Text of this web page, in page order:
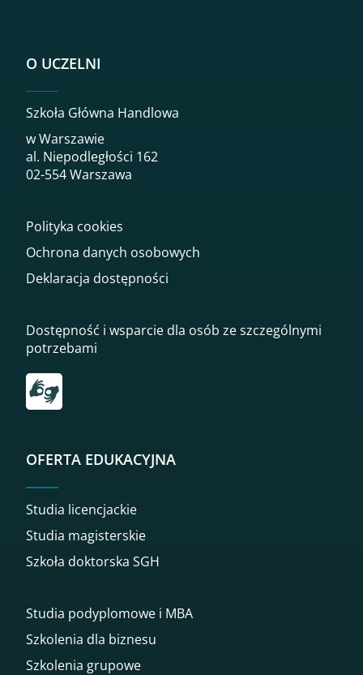
O UCZELNI
Szkoła Główna Handlowa
w Warszawie
al. Niepodległości 162
02-554 Warszawa
Polityka cookies
Ochrona danych osobowych
Deklaracja dostępności
Dostępność i wsparcie dla osób ze szczególnymi
potrzebami
Przekierowanie do tłumacza on-line języka migowego
OFERTA EDUKACYJNA
Studia licencjackie
Studia magisterskie
Szkoła doktorska SGH
Studia podyplomowe i MBA
Szkolenia dla biznesu
Szkolenia grupowe